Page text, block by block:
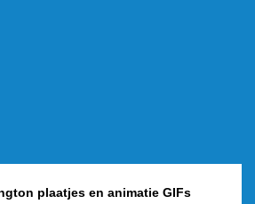
plaatjes en animatie GIFs